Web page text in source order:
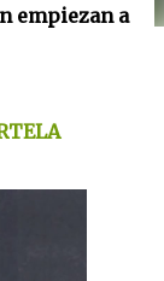
empiezan a